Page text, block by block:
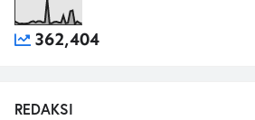
362,404
REDAKSI